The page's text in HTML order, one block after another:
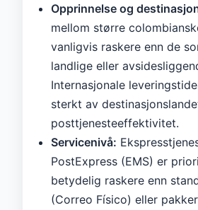
Opprinnelse og
mellom større
vanligvis raskere enn de
landlige eller
Internasjonale
sterkt av
posttjenesteeffektivitet.
Servicenivå:
PostExpress (EMS) er
betydelig raskere enn
(Correo Físico) eller